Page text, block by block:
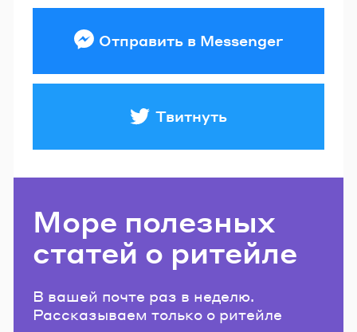
Отправить в Messenger
Твитнуть
Море полезных
статей о ритейле
В вашей почте раз в неделю.
Рассказываем только о ритейле